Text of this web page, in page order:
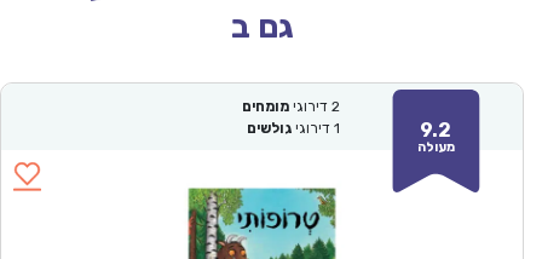
גם ב
9.2
מעולה
2 דירוגי מומחים
1 דירוגי גולשים